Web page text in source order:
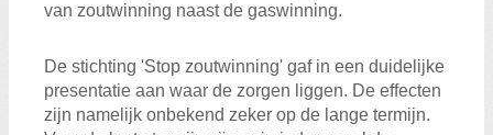
van zoutwinning naast de gaswinning.
De stichting 'Stop zoutwinning' gaf in een duidelijke
presentatie aan waar de zorgen liggen. De effecten
zijn namelijk onbekend zeker op de lange termijn.